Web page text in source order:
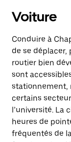
Voiture
Conduire à
de se déplacer,
routier bien
sont
stationnement,
certains
l’université. La
heures de
fréquentés de